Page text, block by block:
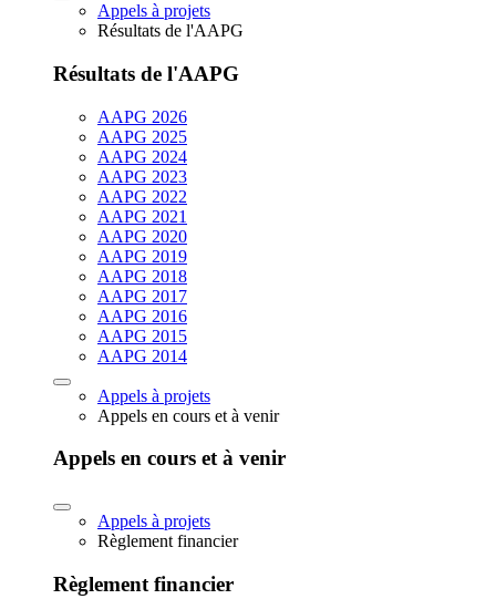
Appels à projets
Résultats de l'AAPG
Résultats de l'AAPG
AAPG 2026
AAPG 2025
AAPG 2024
AAPG 2023
AAPG 2022
AAPG 2021
AAPG 2020
AAPG 2019
AAPG 2018
AAPG 2017
AAPG 2016
AAPG 2015
AAPG 2014
Appels à projets
Appels en cours et à venir
Appels en cours et à venir
Appels à projets
Règlement financier
Règlement financier